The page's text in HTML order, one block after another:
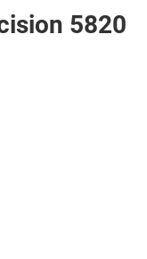
5820